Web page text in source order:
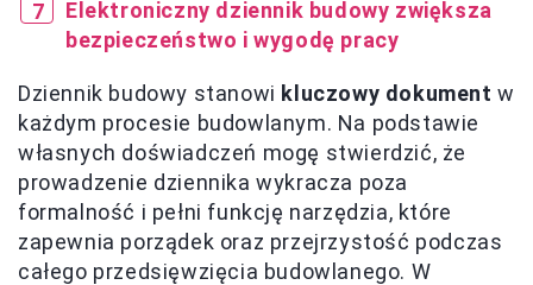
Elektroniczny dziennik budowy zwiększa
bezpieczeństwo i wygodę pracy
Dziennik budowy stanowi kluczowy dokument w
każdym procesie budowlanym. Na podstawie
własnych doświadczeń mogę stwierdzić, że
prowadzenie dziennika wykracza poza
formalność i pełni funkcję narzędzia, które
zapewnia porządek oraz przejrzystość podczas
całego przedsięwzięcia budowlanego. W